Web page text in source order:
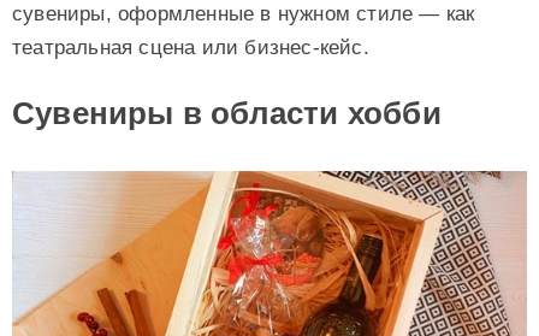
сувениры, оформленные в нужном стиле — как
театральная сцена или бизнес-кейс.
Сувениры в области хобби